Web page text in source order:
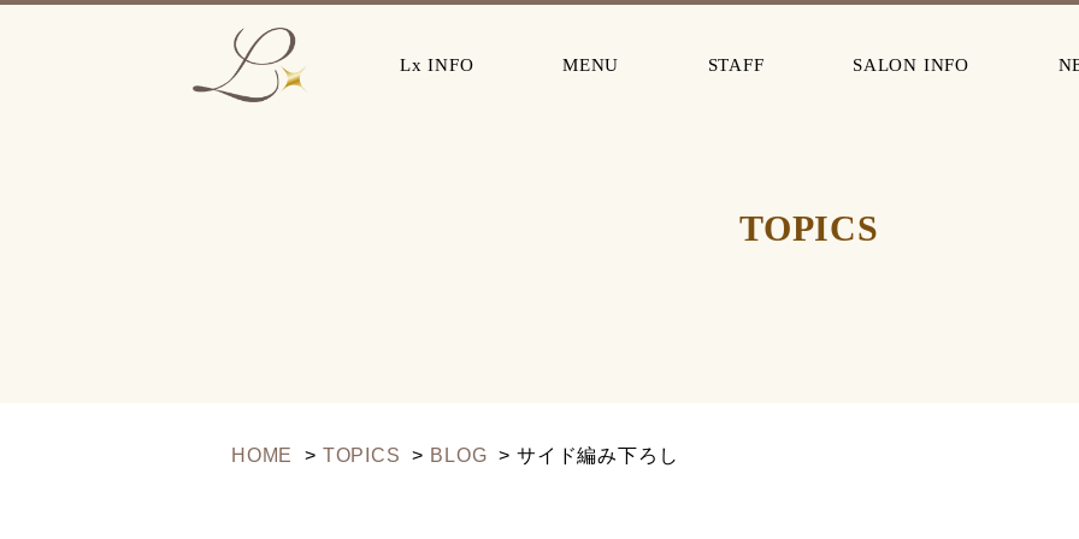
Lx INFO MENU STAFF SALON INFO
TOPICS
HOME TOPICS BLOG サイド編み下ろし